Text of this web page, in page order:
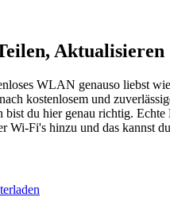
Aktualisieren
WLAN genauso liebst
kostenlosem und
bist du hier genau richtig. Echte
Wi-Fi's hinzu und das kannst